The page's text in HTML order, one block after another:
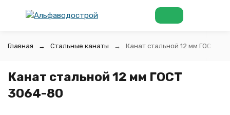
Главная Стальные канаты Канат стальной 12 мм ГОСТ
Канат стальной 12 мм ГОСТ
3064-80